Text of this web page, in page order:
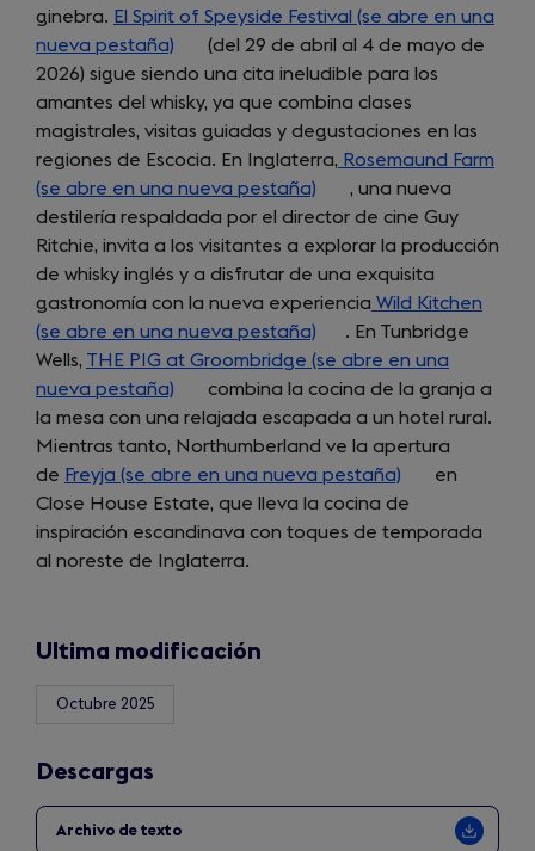
tab)
new
tab)
ginebra. El Spirit of Speyside Festival (se abre en una
nueva pestaña) (opens
in
a
new
tab)
(del 29 de abril al 4 de mayo de
2026) sigue siendo una cita ineludible para los
amantes del whisky, ya que combina clases
magistrales, visitas guiadas y degustaciones en las
regiones de Escocia. En Inglaterra, Rosemaund Farm
(se abre en una nueva pestaña) (opens
in
a
new
tab)
, una nueva
destilería respaldada por el director de cine Guy
Ritchie, invita a los visitantes a explorar la producción
de whisky inglés y a disfrutar de una exquisita
gastronomía con la nueva experiencia Wild Kitchen
(se abre en una nueva pestaña) (opens
in
a
new
tab)
. En Tunbridge
Wells, THE PIG at Groombridge (se abre en una
nueva pestaña) (opens
in
a
new
tab)
combina la cocina de la granja a
la mesa con una relajada escapada a un hotel rural.
Mientras tanto, Northumberland ve la apertura
de Freyja (se abre en una nueva pestaña) (opens
in
a
en
Close House Estate, que lleva la cocina de
inspiración escandinava con toques de temporada
al noreste de Inglaterra.
Ultima modificación
Octubre 2025
Descargas
Archivo de texto